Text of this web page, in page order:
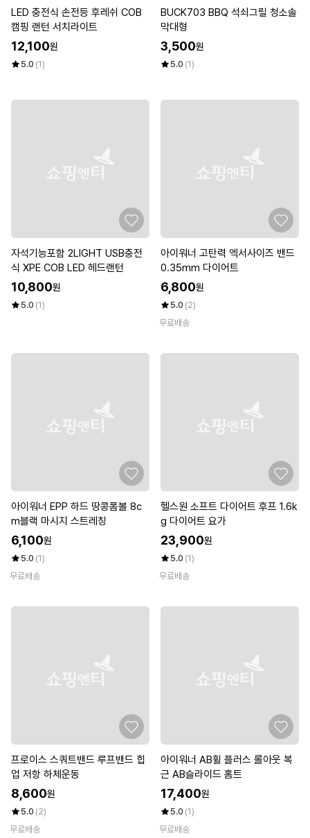
LED 충전식 손전등 후레쉬 COB
캠핑 랜턴 서치라이트
12,100원
5.0 (1)
BUCK703 BBQ 석쇠그릴 청소솔
막대형
3,500원
5.0 (1)
자석기능포함 2LIGHT USB충전
식 XPE COB LED 헤드랜턴
10,800원
5.0 (1)
아이워너 고탄력 엑서사이즈 밴드
0.35mm 다이어트
6,800원
5.0 (2)
무료배송
아이워너 EPP 하드 땅콩폼볼 8c
m블랙 마시지 스트레칭
6,100원
5.0 (1)
무료배송
헬스원 소프트 다이어트 후프 1.6k
g 다이어트 요가
23,900원
5.0 (1)
무료배송
프로이스 스쿼트밴드 루프밴드 힙
업 저항 하체운동
8,600원
5.0 (2)
무료배송
아이워너 AB휠 플러스 롤아웃 복
근 AB슬라이드 홈트
17,400원
5.0 (1)
무료배송